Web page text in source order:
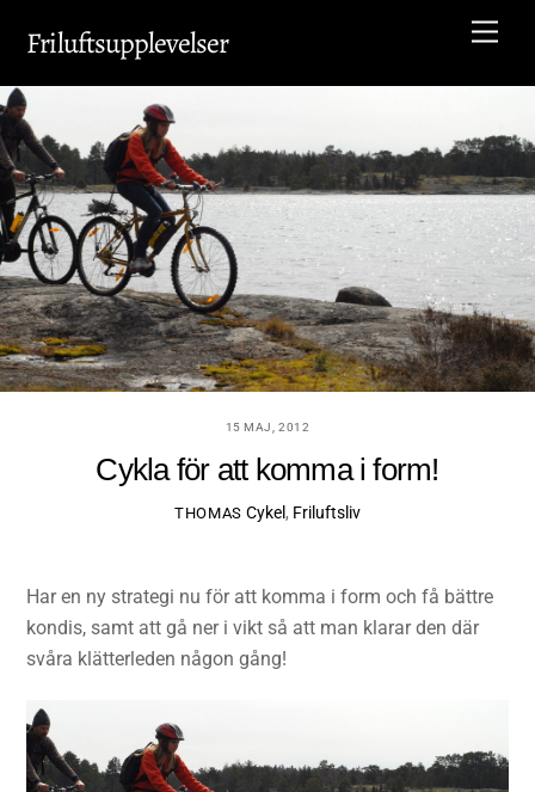
Friluftsupplevelser
15 MAJ, 2012
Cykla för att komma i form!
THOMAS Cykel, Friluftsliv
Har en ny strategi nu för att komma i form och få bättre
kondis, samt att gå ner i vikt så att man klarar den där
svåra klätterleden någon gång!